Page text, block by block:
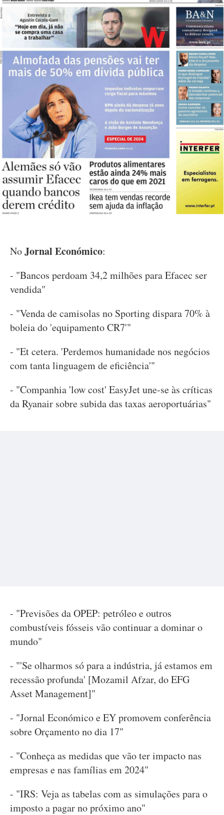
NoJornal Económico:
- "Bancos perdoam 34,2 milhões para Efacec ser
vendida"
- "Venda de camisolas no Sporting dispara 70% à
boleia do 'equipamento CR7'"
- "Et cetera. 'Perdemos humanidade nos negócios
com tanta linguagem de eficiência'"
- "Companhia 'low cost' EasyJet une-se às críticas
da Ryanair sobre subida das taxas aeroportuárias"
- "Previsões da OPEP: petróleo e outros
combustíveis fósseis vão continuar a dominar o
mundo"
- "'Se olharmos só para a indústria, já estamos em
recessão profunda' [Mozamil Afzar, do EFG
Asset Management]"
- "Jornal Económico e EY promovem conferência
sobre Orçamento no dia 17"
- "Conheça as medidas que vão ter impacto nas
empresas e nas famílias em 2024"
- "IRS: Veja as tabelas com as simulações para o
imposto a pagar no próximo ano"